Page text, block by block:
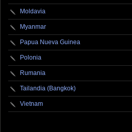
Moldavia
Myanmar
Papua Nueva Guinea
Polonia
Rumania
Tailandia (Bangkok)
Vietnam